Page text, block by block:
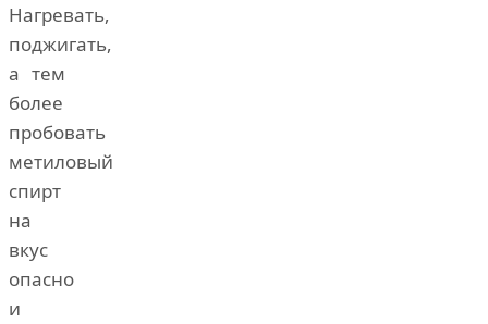
Нагревать,
поджигать,
а тем
более
пробовать
метиловый
спирт
на
вкус
опасно
и